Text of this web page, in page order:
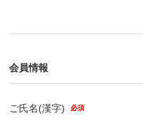
会員情報
ご氏名(漢字) 必須